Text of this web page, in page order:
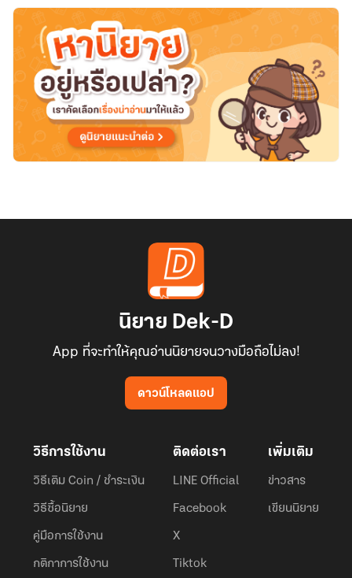
นิยาย Dek-D
App ที่จะทำให้คุณอ่านนิยายจนวางมือถือไม่ลง!
ดาวน์โหลดแอป
วิธีการใช้งาน
วิธีเติม Coin / ชำระเงิน
วิธีซื้อนิยาย
คู่มือการใช้งาน
กติกาการใช้งาน
ติดต่อเรา
LINE Official
Facebook
X
Tiktok
เพิ่มเติม
ข่าวสาร
เขียนนิยาย